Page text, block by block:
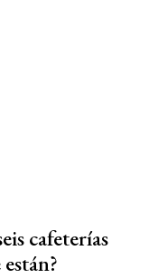
cafeterías